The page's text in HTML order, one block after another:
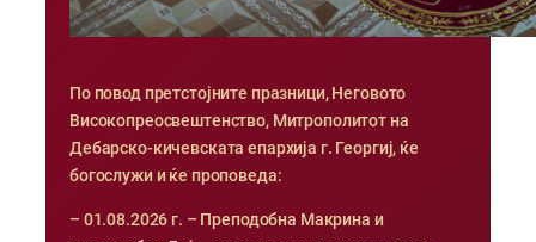
По повод претстојните празници, Неговото
Високопреосвештенство, Митрополитот на
Дебарско-кичевската епархија г. Георгиј, ќе
богослужи и ќе проповеда:
– 01.08.2026 г. – Преподобна Макрина и